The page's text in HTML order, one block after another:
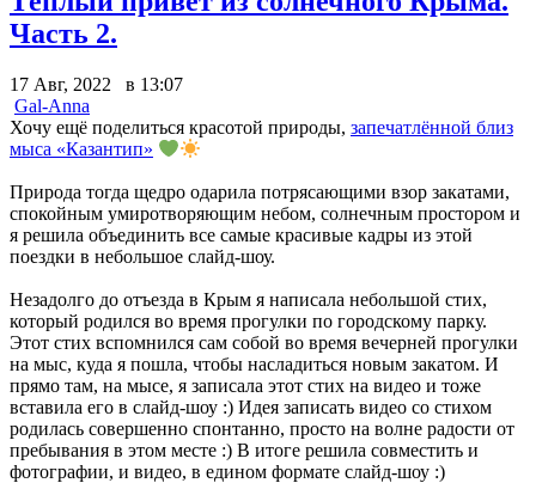
Часть 2.
17 Авг, 2022 в 13:07
Gal-Anna
Хочу ещё поделиться красотой природы, запечатлённой близ
мыса «Казантип»
Природа тогда щедро одарила потрясающими взор закатами,
спокойным умиротворяющим небом, солнечным простором и
я решила объединить все самые красивые кадры из этой
поездки в небольшое слайд-шоу.
Незадолго до отъезда в Крым я написала небольшой стих,
который родился во время прогулки по городскому парку.
Этот стих вспомнился сам собой во время вечерней прогулки
на мыс, куда я пошла, чтобы насладиться новым закатом. И
прямо там, на мысе, я записала этот стих на видео и тоже
вставила его в слайд-шоу :) Идея записать видео со стихом
родилась совершенно спонтанно, просто на волне радости от
пребывания в этом месте :) В итоге решила совместить и
фотографии, и видео, в едином формате слайд-шоу :)